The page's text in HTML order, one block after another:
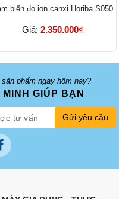
biến đo ion canxi Horiba S050
Giá: 2.350.000₫
phẩm ngay hôm nay?
GIÚP BẠN
Gửi yêu cầu